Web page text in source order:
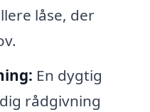
låse, der
En dygtig
rådgivning